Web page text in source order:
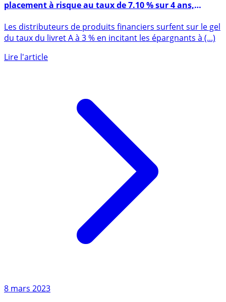
Fonds structuré : Nousassurons propose un
placement à risque au taux de 7.10 % sur 4 ans,
jusqu’au 20 septembre 2023
du taux du livret A à 3 % en incitant les épargnants à (...)